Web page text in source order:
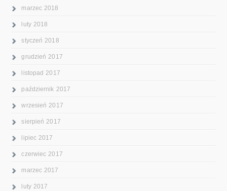
marzec 2018
luty 2018
styczeń 2018
grudzień 2017
listopad 2017
październik 2017
wrzesień 2017
sierpień 2017
lipiec 2017
czerwiec 2017
marzec 2017
luty 2017